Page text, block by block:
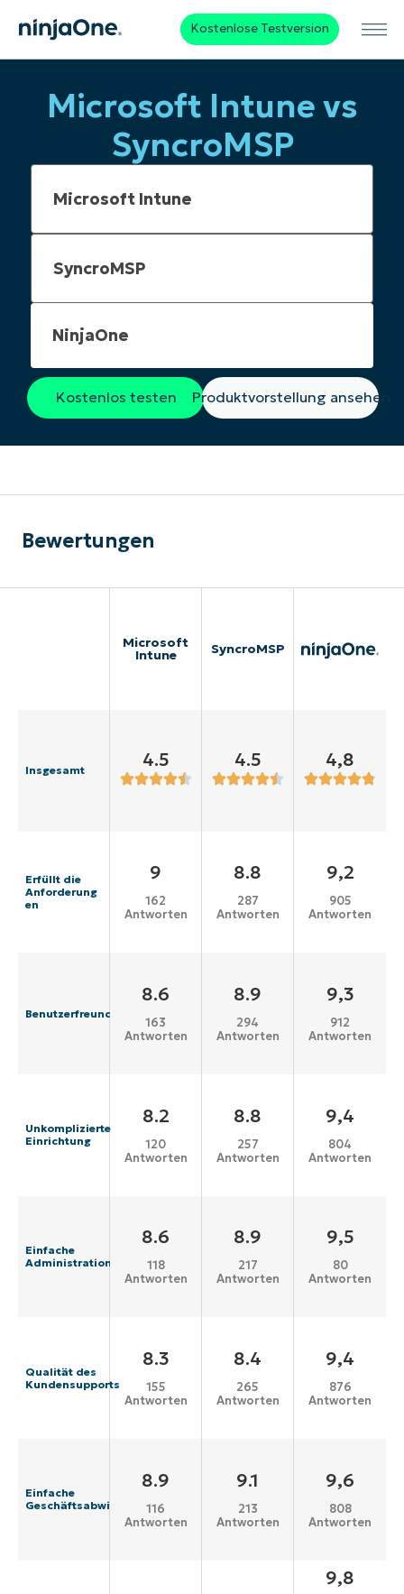
Kostenlose Testversion
Microsoft Intune vs
SyncroMSP
NinjaOne
Kostenlos testen Produktvorstellung ansehen
Bewertungen
Microsoft
Intune SyncroMSP
Insgesamt 4.5 4.5 4,8
Erfüllt die
Anforderung
en
9
162
Antworten
8.8
287
Antworten
9,2
905
Antworten
Benutzerfreundlichkeit
8.6
163
Antworten
8.9
294
Antworten
9,3
912
Antworten
Unkomplizierte
Einrichtung
8.2
120
Antworten
8.8
257
Antworten
9,4
804
Antworten
Einfache
Administration
8.6
118
Antworten
8.9
217
Antworten
9,5
80
Antworten
Qualität des
Kundensupports
8.3
155
Antworten
8.4
265
Antworten
9,4
876
Antworten
Einfache
Geschäftsabwicklung
8.9
116
Antworten
9.1
213
Antworten
9,6
808
Antworten
9,8